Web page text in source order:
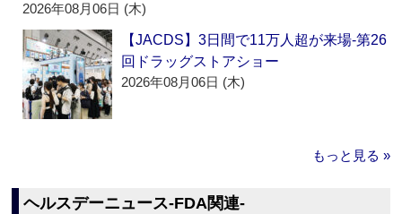
2026年08月06日 (木)
【JACDS】3日間で11万人超が来場‐第26
回ドラッグストアショー
2026年08月06日 (木)
もっと見る »
ヘルスデーニュース‐FDA関連‐